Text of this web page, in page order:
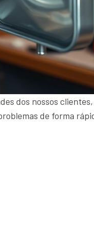
dos nossos
de forma